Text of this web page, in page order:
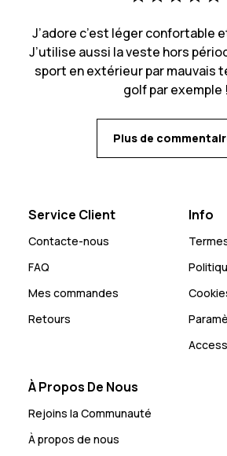
J’adore c’est léger confortable
J’utilise aussi la veste hors
sport en extérieur par mauvais
golf par exemple !
Plus de
Service Client
Contacte-nous
FAQ
Mes commandes
Retours
Info
À Propos De Nous
Rejoins la Communauté
À propos de nous